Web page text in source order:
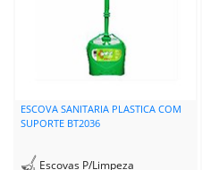
ESCOVA SANITARIA PLASTICA COM
SUPORTE BT2036
Escovas P/Limpeza